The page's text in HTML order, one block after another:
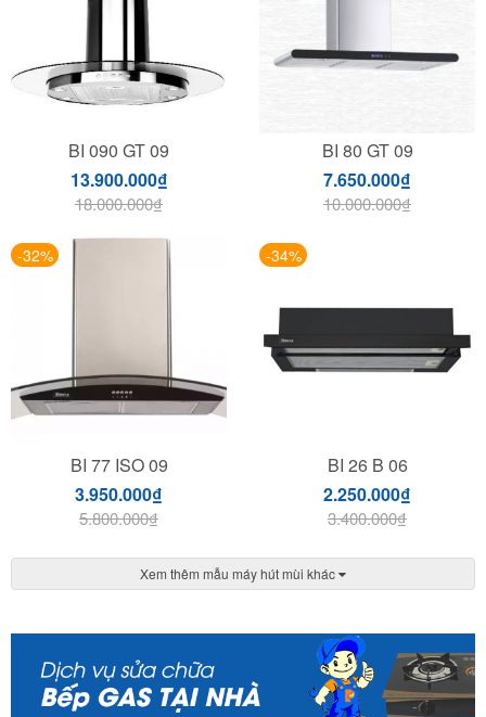
BI 090 GT 09
18.000.000₫
13.900.000₫
BI 80 GT 09
10.000.000₫
7.650.000₫
-32%
BI 77 ISO 09
5.800.000₫
3.950.000₫
-34%
BI 26 B 06
3.400.000₫
2.250.000₫
Xem thêm mẫu máy hút mùi khác